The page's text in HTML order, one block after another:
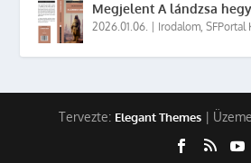
Megjelent A lándzsa
2026.01.06. Irodalom,SFPortal
Tervezte: Elegant Themes |